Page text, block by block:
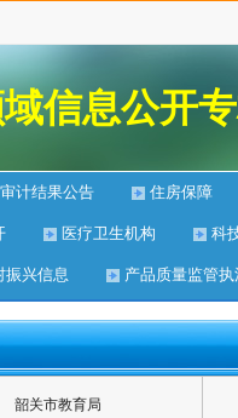
信息公开
审计结果公告 住房保障
医疗卫生机构 科
振兴信息 产品质量监管执
韶关市教育局